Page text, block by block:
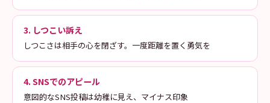
3. しつこい訴え
しつこさは相手の心を閉ざす。一度距離を置く勇気を
4. SNSでのアピール
意図的なSNS投稿は幼稚に見え、マイナス印象